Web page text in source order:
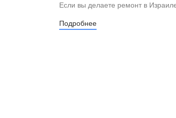
Если вы делаете ремонт в Израиле
Подробнее